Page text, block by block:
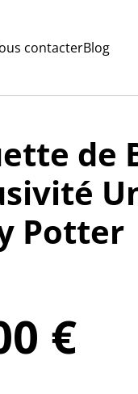
contacterBlog
de
Potter
€